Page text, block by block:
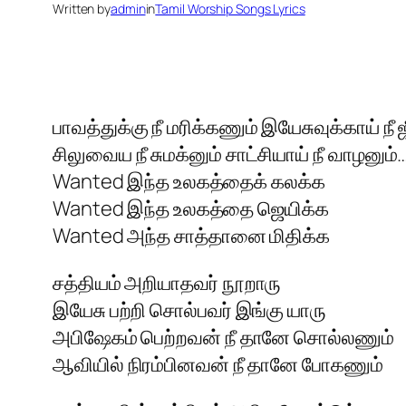
Written byadmininTamil Worship Songs Lyrics
பாவத்துக்கு நீ மரிக்கணும் இயேசுவுக்காய்
சிலுவைய நீ சுமக்னும் சாட்சியாய் நீ
Wanted இந்த உலகத்தைக் கலக்க
Wanted இந்த உலகத்தை ஜெயிக்க
Wanted அந்த சாத்தானை மிதிக்க
சத்தியம் அறியாதவர் நூறாரு
இயேசு பற்றி சொல்பவர் இங்கு யாரு
அபிஷேகம் பெற்றவன் நீ தானே சொல்லணும்
ஆவியில் நிரம்பினவன் நீ தானே போகணும்